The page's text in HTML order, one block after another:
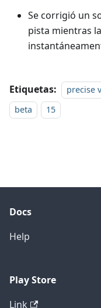
Se corrigió un
pista mientras
Etiquetas: precise
beta
15
Docs
Help
Play Store
Link